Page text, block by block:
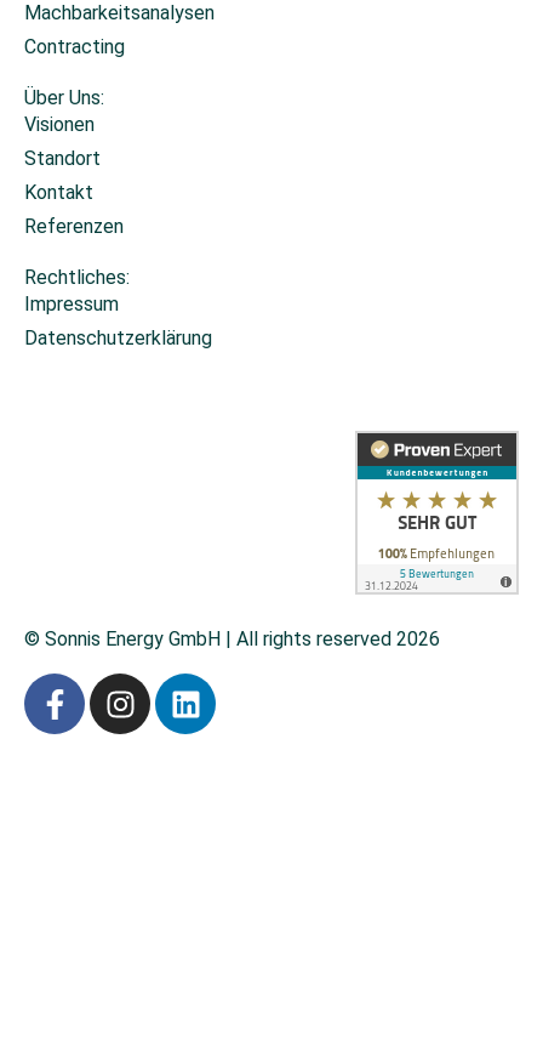
Machbarkeitsanalysen
Contracting
Über Uns:
Visionen
Standort
Kontakt
Referenzen
Rechtliches:
Impressum
Datenschutzerklärung
© Sonnis Energy GmbH | All rights reserved 2026